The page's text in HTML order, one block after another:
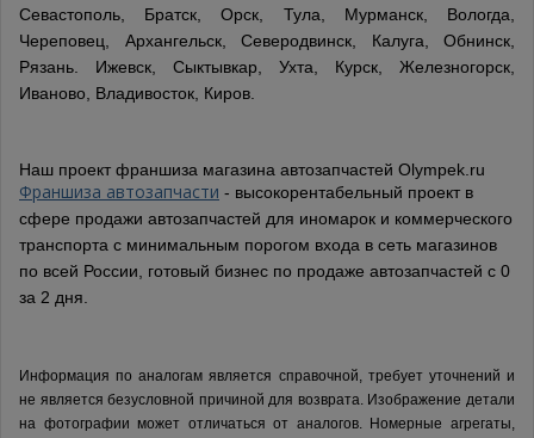
Севастополь, Братск, Орск, Тула, Мурманск, Вологда,
Череповец, Архангельск, Северодвинск, Калуга, Обнинск,
Рязань. Ижевск, Сыктывкар, Ухта, Курск, Железногорск,
Иваново, Владивосток, Киров.
Наш проект франшиза магазина автозапчастей Olympek.ru
Франшиза автозапчасти - высокорентабельный проект в
сфере продажи автозапчастей для иномарок и коммерческого
транспорта с минимальным порогом входа в сеть магазинов
по всей России, готовый бизнес по продаже автозапчастей с 0
за 2 дня.
Информация по аналогам является справочной, требует уточнений и
не является безусловной причиной для возврата. Изображение детали
на фотографии может отличаться от аналогов. Номерные агрегаты,